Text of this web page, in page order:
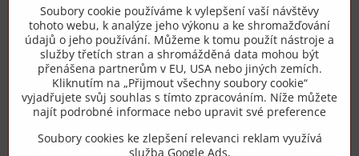
+420 775 973 319
info​@zipzop​.cz
Objednávky
Vše k nákupu
Soubory cookie používáme k vylepšení vaší návštěvy
tohoto webu, k analýze jeho výkonu a ke shromažďování
údajů o jeho používání. Můžeme k tomu použít nástroje a
služby třetích stran a shromážděná data mohou být
přenášena partnerům v EU, USA nebo jiných zemích.
Kliknutím na „Přijmout všechny soubory cookie“
vyjadřujete svůj souhlas s tímto zpracováním. Níže můžete
najít podrobné informace nebo upravit své preference
Soubory cookies ke zlepšení relevanci reklam využívá
služba Google Ads,